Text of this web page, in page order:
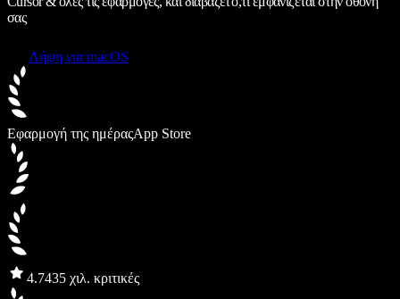
σας
Λήψη για macOS
Εφαρμογή της ημέραςApp Store
4.7435 χιλ. κριτικές